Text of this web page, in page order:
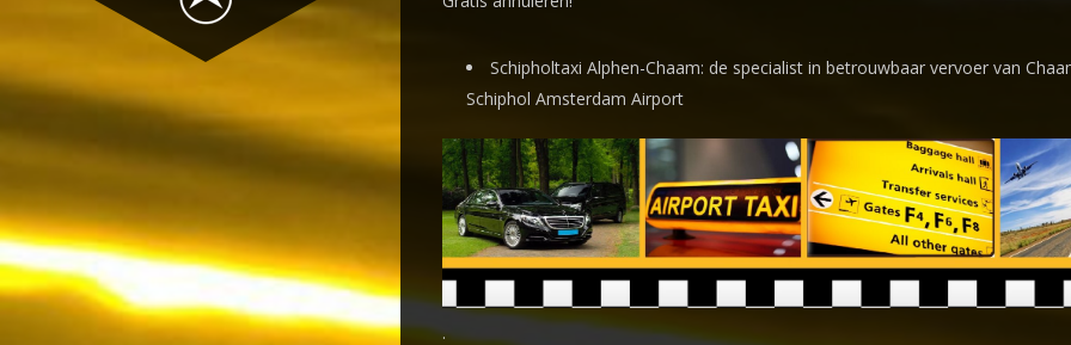
Schipholtaxi Alphen-Chaam: de specialist in betrouwbaar vervoer van
Schiphol Amsterdam Airport
.